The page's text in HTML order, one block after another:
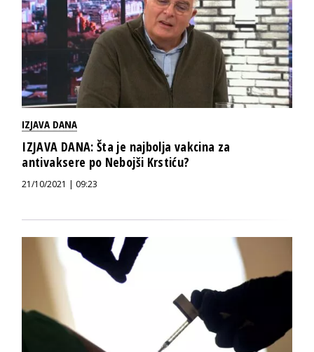
IZJAVA DANA
IZJAVA DANA: Šta je najbolja vakcina za
antivaksere po Nebojši Krstiću?
21/10/2021 | 09:23